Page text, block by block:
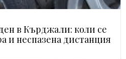
в Кърджали: коли се
и неспазена дистанция